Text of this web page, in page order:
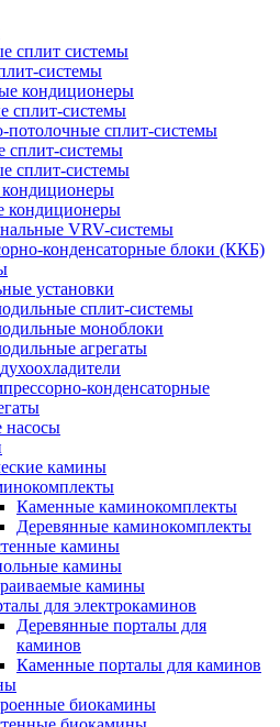
сплит системы
системы
кондиционеры
сплит-системы
потолочные сплит-системы
сплит-системы
сплит-системы
кондиционеры
VRV-системы
конденсаторные блоки (ККБ)
установки
сплит-системы
моноблоки
агрегаты
конденсаторные
насосы
камины
Каменные каминокомплекты
Деревянные каминокомплекты
камины
камины
камины
для электрокаминов
Деревянные порталы для
каминов
Каменные порталы для каминов
биокамины